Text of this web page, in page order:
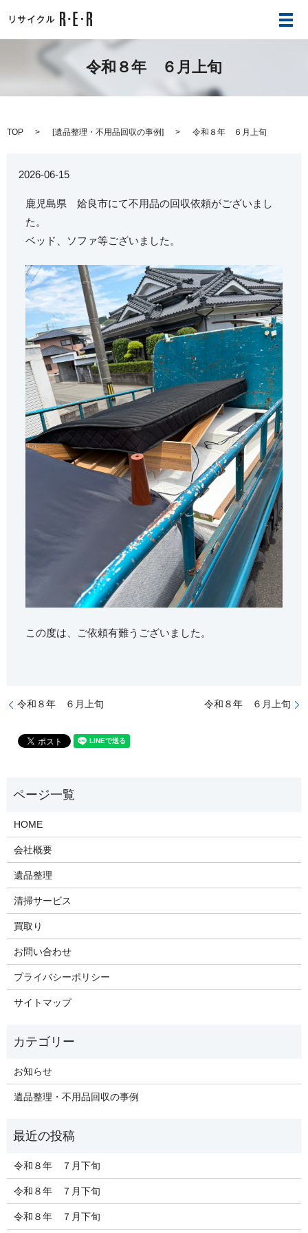
メ
令和８年 ６月上旬
TOP [遺品整理・不用品回収の事例] 令和８年 ６月上旬
2026-06-15
鹿児島県 姶良市にて不用品の回収依頼がございまし
た。
ベッド、ソファ等ございました。
この度は、ご依頼有難うございました。
令和８年 ６月上旬 令和８年 ６月上旬
HOME
会社概要
遺品整理
清掃サービス
買取り
お問い合わせ
プライバシーポリシー
サイトマップ
お知らせ
遺品整理・不用品回収の事例
令和８年 ７月下旬
令和８年 ７月下旬
令和８年 ７月下旬